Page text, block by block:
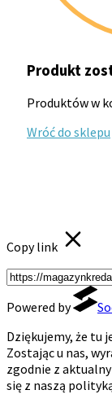
Produkt
Produktów w
Wróć do sklepu
Copy link
Powered by
Dziękujemy, że tu
Zostając u nas,
zgodnie z
się z naszą